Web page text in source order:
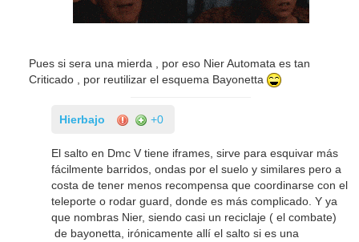
Pues si sera una mierda , por eso Nier Automata es tan
Criticado , por reutilizar el esquema Bayonetta
Hierbajo +0
El salto en Dmc V tiene iframes, sirve para esquivar más
fácilmente barridos, ondas por el suelo y similares pero a
costa de tener menos recompensa que coordinarse con el
teleporte o rodar guard, donde es más complicado. Y ya
que nombras Nier, siendo casi un reciclaje ( el combate)
de bayonetta, irónicamente allí el salto si es una